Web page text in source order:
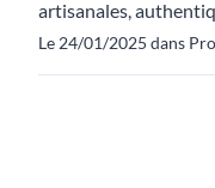
artisanales,
Le 24/01/2025 dans